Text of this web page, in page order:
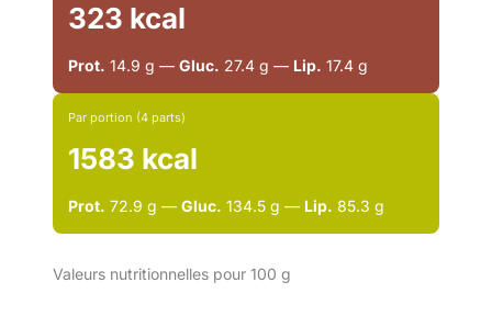
323 kcal
Prot. 14.9 g — Gluc. 27.4 g — Lip. 17.4 g
Par portion (4 parts)
1583 kcal
Prot. 72.9 g — Gluc. 134.5 g — Lip. 85.3 g
Valeurs nutritionnelles pour 100 g